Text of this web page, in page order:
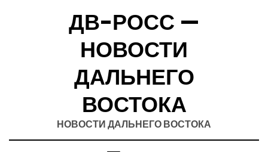
ДВ-РОСС —
НОВОСТИ
ДАЛЬНЕГО
ВОСТОКА
НОВОСТИ ДАЛЬНЕГО ВОСТОКА